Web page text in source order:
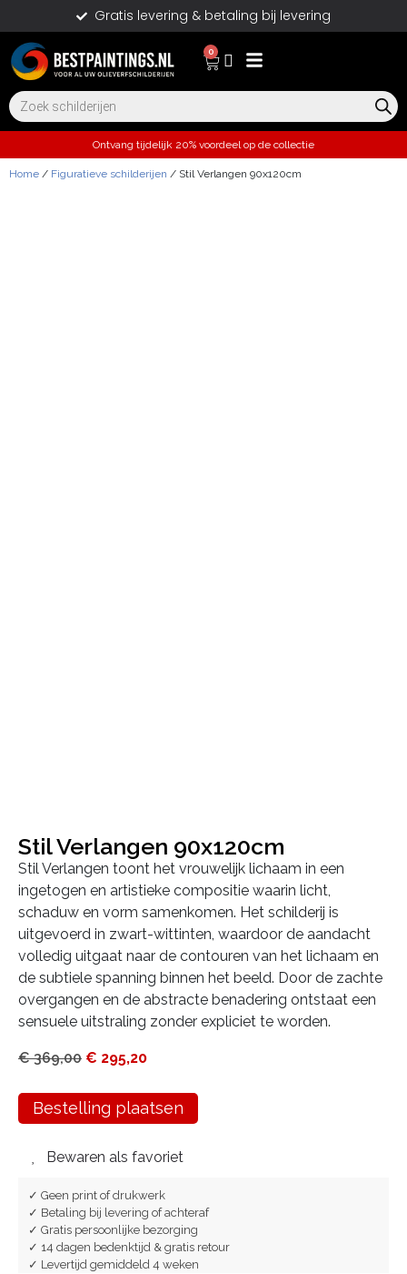
Gratis levering & betaling bij levering
0
Ontvang tijdelijk 20% voordeel op de collectie
Home / Figuratieve schilderijen / Stil Verlangen 90x120cm
Stil Verlangen 90x120cm
Stil Verlangen toont het vrouwelijk lichaam in een
ingetogen en artistieke compositie waarin licht,
schaduw en vorm samenkomen. Het schilderij is
uitgevoerd in zwart-wittinten, waardoor de aandacht
volledig uitgaat naar de contouren van het lichaam en
de subtiele spanning binnen het beeld. Door de zachte
overgangen en de abstracte benadering ontstaat een
sensuele uitstraling zonder expliciet te worden.
€369,00 € 295,20
Bestelling plaatsen
Bewaren als favoriet
✓ Geen print of drukwerk
✓ Betaling bij levering of achteraf
✓ Gratis persoonlijke bezorging
✓ 14 dagen bedenktijd & gratis retour
✓ Levertijd gemiddeld 4 weken